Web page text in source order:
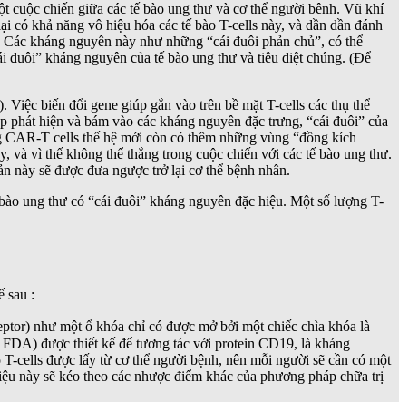
cuộc chiến giữa các tế bào ung thư và cơ thể người bênh. Vũ khí
có khả năng vô hiệu hóa các tế bào T-cells này, và dần dần đánh
kháng nguyên này như những “cái đuôi phản chủ”, có thể
đuôi” kháng nguyên của tế bào ung thư và tiêu diệt chúng. (Để
biến đổi gene giúp gắn vào trên bề mặt T-cells các thụ thể
hiện và bám vào các kháng nguyên đặc trưng, “cái đuôi” của
T cells thế hệ mới còn có thêm những vùng “đồng kích
và vì thế không thể thắng trong cuộc chiến với các tế bào ung thư.
này sẽ được đưa ngược trở lại cơ thể bệnh nhân.
ung thư có “cái đuôi” kháng nguyên đặc hiệu. Một số lượng T-
sau :
như một ổ khóa chỉ có được mở bởi một chiếc chìa khóa là
được thiết kế để tương tác với protein CD19, là kháng
cells được lấy từ cơ thể người bệnh, nên mỗi người sẽ cần có một
này sẽ kéo theo các nhược điểm khác của phương pháp chữa trị